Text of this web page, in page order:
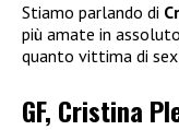
Stiamo parlando di
più amate in
quanto vittima di
GF, Cristina